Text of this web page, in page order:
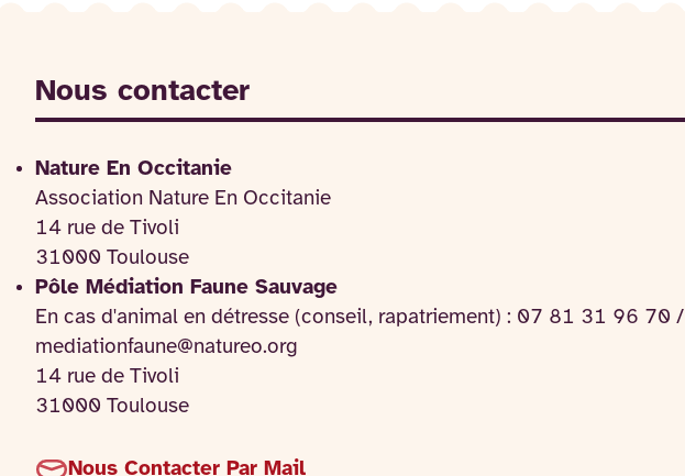
Nous contacter
Nature En Occitanie
Association Nature En Occitanie
14 rue de Tivoli
31000 Toulouse
Pôle Médiation Faune Sauvage
En cas d'animal en détresse (conseil, rapatriement) : 07 81 31 96 70 /
mediationfaune@natureo.org
14 rue de Tivoli
31000 Toulouse
Nous Contacter Par Mail